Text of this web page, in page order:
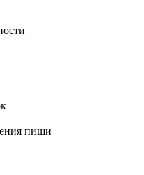
пищи